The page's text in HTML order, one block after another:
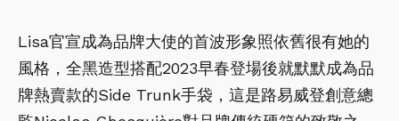
Lisa官宣成為品牌大使的首波形象照依舊很有她的
風格，全黑造型搭配2023早春登場後就默默成為品
牌熱賣款的Side Trunk手袋，這是路易威登創意總